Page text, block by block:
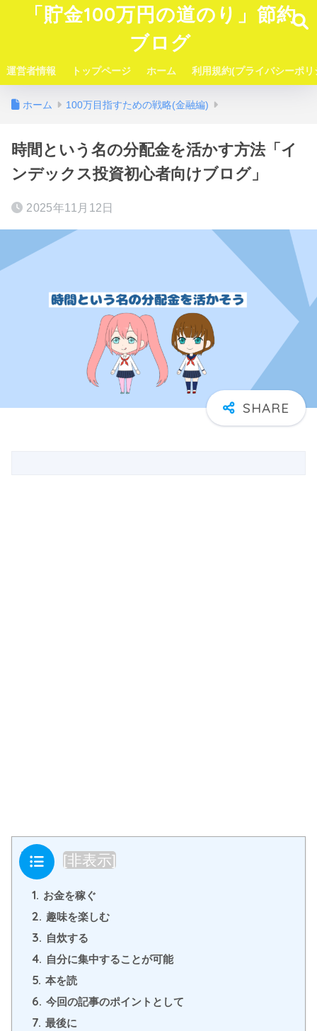
「貯金100万円の道のり」節約
ブログ
運営者情報 トップページ ホーム 利用規約(プライバシーポリ
ホーム 100万目指すための戦略(金融編)
時間という名の分配金を活かす方法「イ
ンデックス投資初心者向けブログ」
2025年11月12日
目次 [非表示]
1. お金を稼ぐ
2. 趣味を楽しむ
3. 自炊する
4. 自分に集中することが可能
5. 本を読
6. 今回の記事のポイントとして
7. 最後に